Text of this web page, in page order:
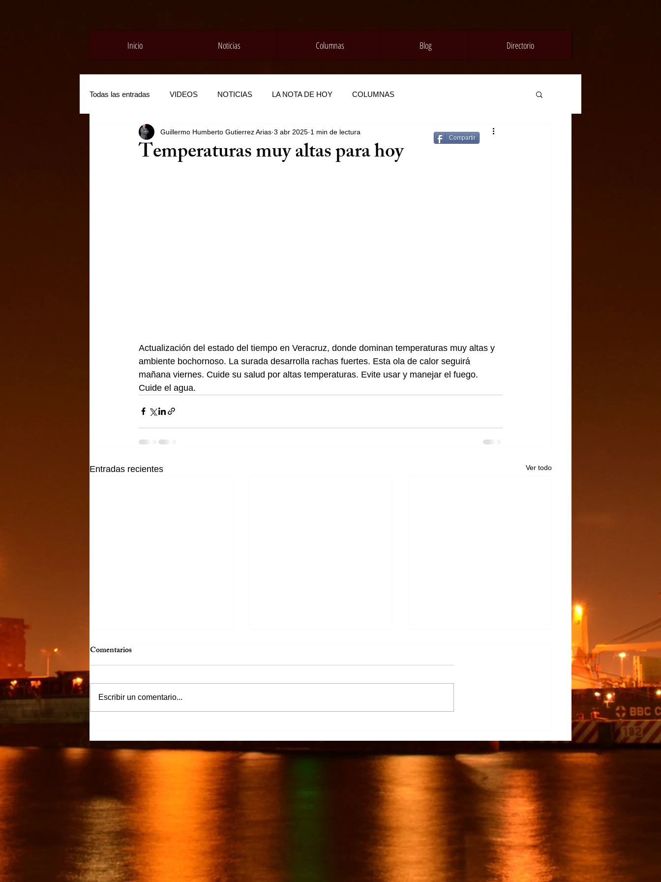
Inicio Noticias Columnas Blog Directorio
Todas las entradas VIDEOS NOTICIAS LA NOTA DE HOY COLUMNAS
Temperaturas muy altas para hoy
Guillermo Humberto Gutierrez Arias 3 abr 2025 1 min de lectura
Actualización del estado del tiempo en Veracruz, donde dominan temperaturas muy altas y
ambiente bochornoso. La surada desarrolla rachas fuertes. Esta ola de calor seguirá
mañana viernes. Cuide su salud por altas temperaturas. Evite usar y manejar el fuego.
Cuide el agua.
Entradas recientes Ver todo
familiares y amigos
caña afectados por el cierre del
Ingenio San Pedro
Desarrollo del TECNM Virtual
Comentarios
Escribir un comentario...
Compartir